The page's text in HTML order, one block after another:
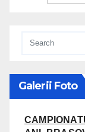
Galerii Foto